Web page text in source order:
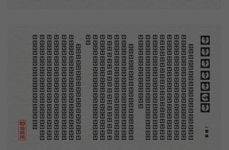
木刻创作法·序
地
不
问
东
西
，
凡
木
刻
的
图
版
，
向
来
是
画
管
画，
刻
管
刻
，
印
管
印
的
。
中
国
用
得
最
早
，
而
照
例也
久
经
衰
退
；
清
光
绪
中
，
英
人
傅
兰
雅
氏
编
印
《格
致
汇
编
》
，
插
图
就
已
非
中
国
刻
工
所
能
刻
，
精细
的
必
需
由
英
国
运
了
图
版
来
。
那
就
是
所
谓
「木
口
木
刻
」
，
也
即
「
复
制
木
刻
」
，
和
用
在
编
给印
度
人
读
的
英
文
书
，
后
来
也
就
移
给
中
国
人
读
的英
文
书
上
的
插
画
，
是
同
类
的
。
那
时
我
还
是
一
个
儿
童
，
见
了
这
些
图
，
便
震
惊于
它
的
精
工
活
泼
，
当
作
宝
贝
看
。
到
近
几
年
，
才知
道
西
洋
还
有
一
种
由
画
家
一
手
造
成
的
版
画
，
也就
是
原
画
，
倘
用
木
版
，
便
叫
作
「
创
作
木
刻」
，
是
艺
术
家
直
接
的
创
作
品
，
毫
不
假
手
于
刻
者和
印
者
的
。
现
在
我
们
所
要
绍
介
的
，
便
是
这
一
种
。
但
是
至
今
没
有
一
本
讲
说
木
刻
的
书
，
这
才
是
第一
本
。
虽
然
稍
简
略
，
却
已
经
给
了
读
者
一
个
大
意。
由
此
发
展
下
去
，
路
是
广
大
得
很
。
题
材
会
丰
富起
来
的
，
技
艺
也
会
精
炼
起
来
的
，
采
取
新
法
，
加以
中
国
旧
日
之
所
长
，
还
有
开
出
一
条
新
的
路
径
来的
希
望
。
那
时
作
者
各
将
自
己
的
本
领
和
心
得
，
贡献
出
来
，
中
国
的
木
刻
界
就
会
发
生
光
焰
。
(简体)